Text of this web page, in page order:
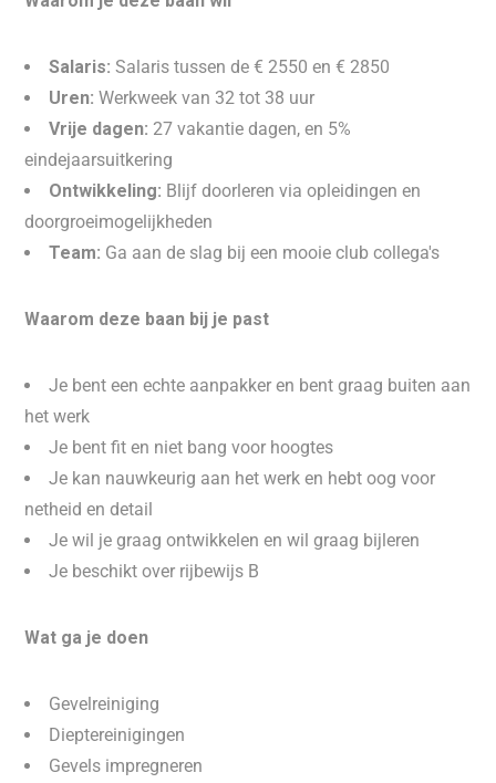
Salaris:Salaris tussen de € 2550 en € 2850
Uren:Werkweek van 32 tot 38 uur
Vrije dagen: 27 vakantie dagen, en 5%
eindejaarsuitkering
Ontwikkeling: Blijf doorleren via opleidingen en
doorgroeimogelijkheden
Team: Ga aan de slag bij een mooie club collega's
Waarom deze baan bij je past
Je bent een echte aanpakker en bent graag buiten aan
het werk
Je bent fit en niet bang voor hoogtes
Je kan nauwkeurig aan het werk en hebt oog voor
netheid en detail
Je wil je graag ontwikkelen en wil graag bijleren
Je beschikt over rijbewijs B
Wat ga je doen
Gevelreiniging
Dieptereinigingen
Gevels impregneren